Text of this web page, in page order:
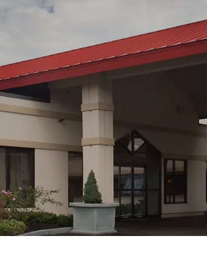
Rom
San Francisco
Sarajevo